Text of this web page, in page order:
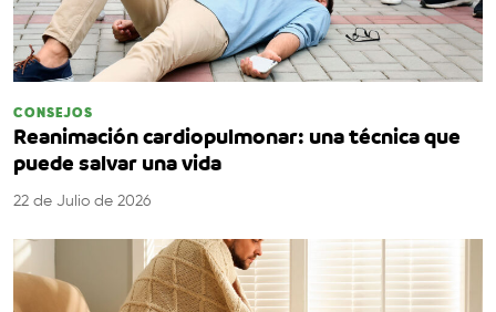
CONSEJOS
Reanimación cardiopulmonar: una técnica que
puede salvar una vida
22 de Julio de 2026